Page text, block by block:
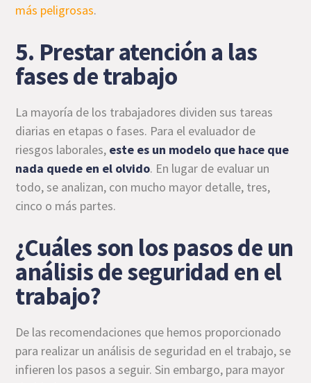
más peligrosas.
5. Prestar atención a las
fases de trabajo
La mayoría de los trabajadores dividen sus tareas
diarias en etapas o fases. Para el evaluador de
riesgos laborales, este es un modelo que hace que
nada quede en el olvido. En lugar de evaluar un
todo, se analizan, con mucho mayor detalle, tres,
cinco o más partes.
¿Cuáles son los pasos de un
análisis de seguridad en el
trabajo?
De las recomendaciones que hemos proporcionado
para realizar un análisis de seguridad en el trabajo, se
infieren los pasos a seguir. Sin embargo, para mayor